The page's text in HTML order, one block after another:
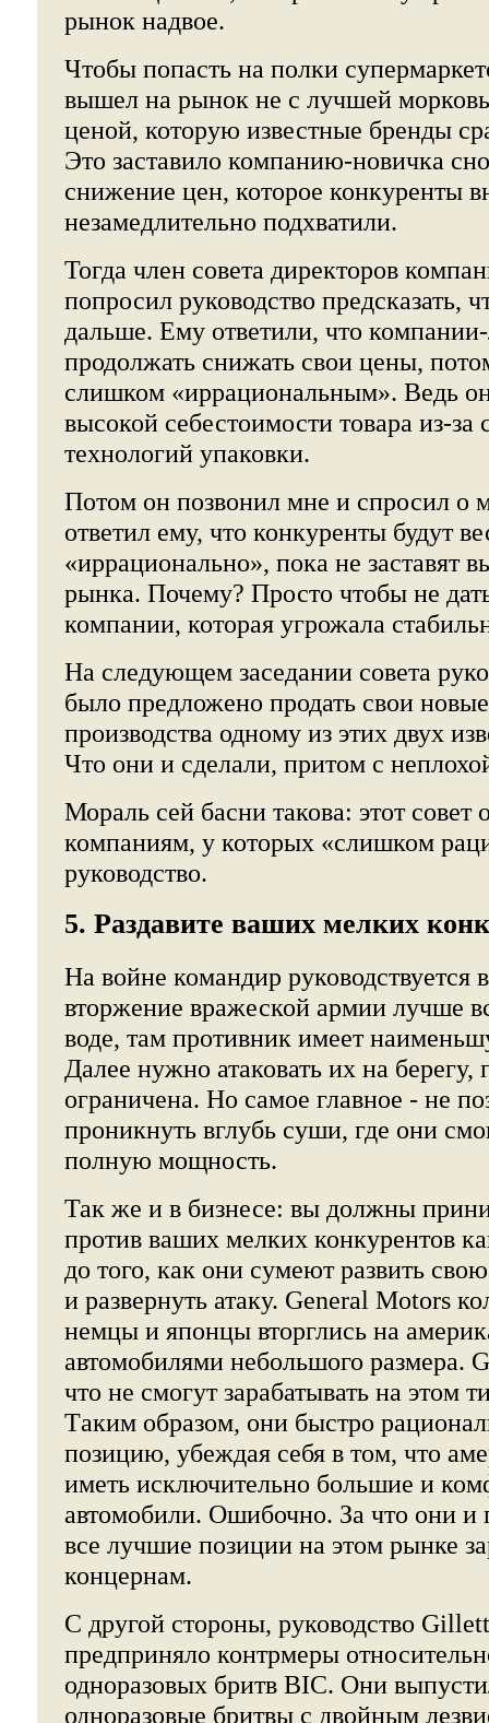
рынок надвое.
Чтобы попасть на полки
вышел на рынок не с лучшей
ценой, которую известные бренды
Это заставило компанию-новичка
снижение цен, которое конкуренты
незамедлительно подхватили.
Тогда член совета директоров
попросил руководство предсказать,
дальше. Ему ответили, что
продолжать снижать свои цены,
слишком «иррациональным». Ведь
высокой себестоимости товара из-за
технологий упаковки.
Потом он позвонил мне и спросил о
ответил ему, что конкуренты будут
«иррационально», пока не заставят
рынка. Почему? Просто чтобы не
компании, которая угрожала
На следующем заседании совета
было предложено продать свои
производства одному из этих двух
Что они и сделали, притом с
Мораль сей басни такова: этот совет
компаниям, у которых «слишком
руководство.
5. Раздавите ваших мелких
На войне командир
вторжение вражеской армии лучше
воде, там противник имеет
Далее нужно атаковать их на берегу,
ограничена. Но самое главное - не
проникнуть вглубь суши, где они
полную мощность.
Так же и в бизнесе: вы должны
против ваших мелких конкурентов
до того, как они сумеют развить
и развернуть атаку. General Motors
немцы и японцы вторглись на
автомобилями небольшого размера.
что не смогут зарабатывать на этом
Tаким образом, они быстро
позицию, убеждая себя в том, что
иметь исключительно большие и
автомобили. Ошибочно. За что они и
все лучшие позиции на этом рынке
концернам.
С другой стороны, руководство
предприняло контрмеры
одноразовых бритв BIC. Они
одноразовые бритвы с двойным